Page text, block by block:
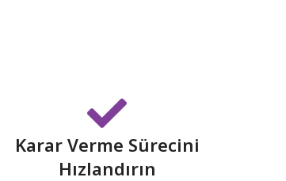
Karar Verme Sürecini
Hızlandırın